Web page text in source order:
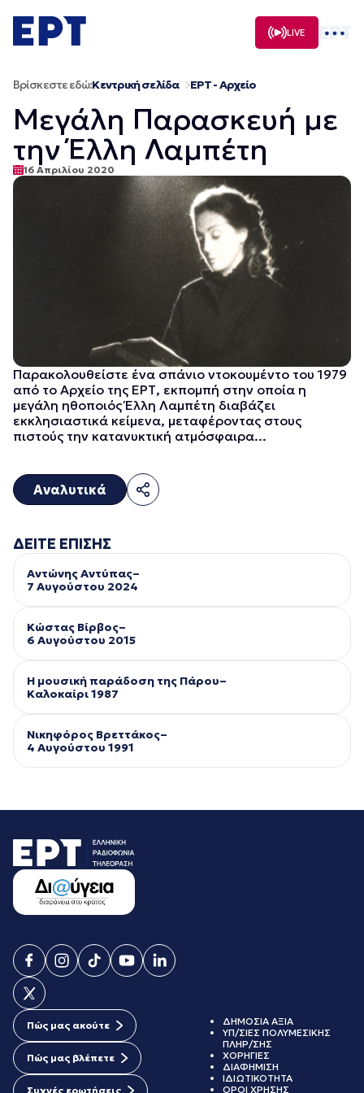
σε
περιεχόμενο
LIVE
Βρίσκεστε εδώ:Κεντρική σελίδα ΕΡΤ - Αρχείο
Μεγάλη Παρασκευή με
την Έλλη Λαμπέτη
16 Απριλίου 2020
Παρακολουθείστε ένα σπάνιο ντοκουμέντο του 1979
από το Αρχείο της ΕΡΤ, εκπομπή στην οποία η
μεγάλη ηθοποιός Έλλη Λαμπέτη διαβάζει
εκκλησιαστικά κείμενα, μεταφέροντας στους
πιστούς την κατανυκτική ατμόσφαιρα...
Αναλυτικά
ΔΕΙΤΕ ΕΠΙΣΗΣ
Αντώνης Αντύπας–
7 Αυγούστου 2024
Κώστας Βίρβος–
6 Αυγούστου 2015
Η μουσική παράδοση της Πάρου–
Kαλοκαίρι 1987
Νικηφόρος Βρεττάκος–
4 Αυγούστου 1991
Πώς μας ακούτε
Πώς μας βλέπετε
Συχνές ερωτήσεις
ΔΗΜΟΣΙΑ ΑΞΙΑ
ΥΠ/ΣΙΕΣ ΠΟΛΥΜΕΣΙΚΗΣ
ΠΛΗΡ/ΣΗΣ
ΧΟΡΗΓΙΕΣ
ΔΙΑΦΗΜΙΣΗ
ΙΔΙΩΤΙΚΟΤΗΤΑ
ΟΡΟΙ ΧΡΗΣΗΣ